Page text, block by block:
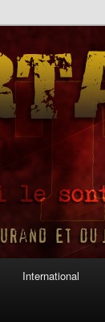
International